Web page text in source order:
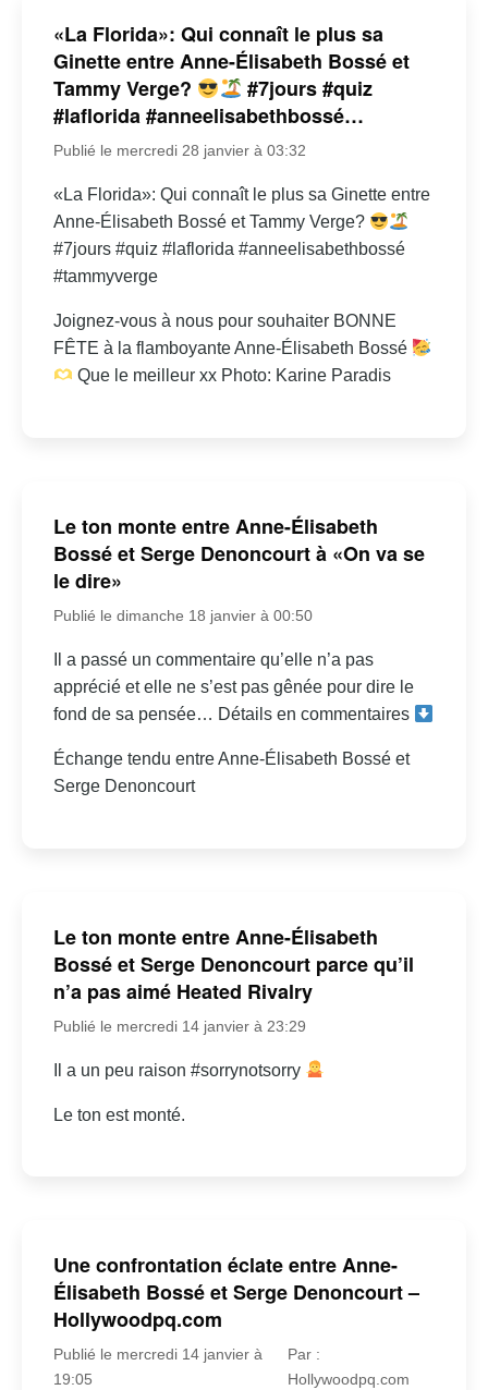
«La Florida»: Qui connaît le plus sa
Ginette entre Anne-Élisabeth Bossé et
Tammy Verge?
#7jours #quiz
#laflorida #anneelisabethbossé…
Publié le mercredi 28 janvier à 03:32
«La Florida»: Qui connaît le plus sa Ginette entre
Anne-Élisabeth Bossé et Tammy Verge?
#7jours #quiz #laflorida #anneelisabethbossé
#tammyverge
Joignez-vous à nous pour souhaiter BONNE
FÊTE à la flamboyante Anne-Élisabeth Bossé
Que le meilleur xx Photo: Karine Paradis
Le ton monte entre Anne-Élisabeth
Bossé et Serge Denoncourt à «On va se
le dire»
Publié le dimanche 18 janvier à 00:50
Il a passé un commentaire qu’elle n’a pas
apprécié et elle ne s’est pas gênée pour dire le
fond de sa pensée… Détails en commentaires
Échange tendu entre Anne-Élisabeth Bossé et
Serge Denoncourt
Le ton monte entre Anne-Élisabeth
Bossé et Serge Denoncourt parce qu’il
n’a pas aimé Heated Rivalry
Publié le mercredi 14 janvier à 23:29
Il a un peu raison #sorrynotsorry
Le ton est monté.
Une confrontation éclate entre Anne-
Élisabeth Bossé et Serge Denoncourt –
Hollywoodpq.com
Publié le mercredi 14 janvier à
19:05
Par :
Hollywoodpq.com